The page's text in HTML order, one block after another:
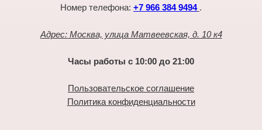
Номер телефона: +7 966 384 9494 .
Адрес: Москва, улица Матвеевская, д. 10 к4
Часы работы с 10:00 до 21:00
Пользовательское соглашение
Политика конфиденциальности